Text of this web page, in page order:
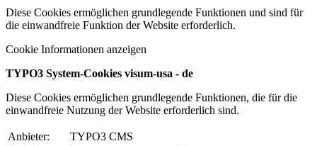
Diese Cookies ermöglichen grundlegende Funktionen und sind für
die einwandfreie Funktion der Website erforderlich.
Cookie Informationen anzeigen
TYPO3 System-Cookies visum-usa - de
Diese Cookies ermöglichen grundlegende Funktionen, die für die
einwandfreie Nutzung der Website erforderlich sind.
Anbieter:
TYPO3 CMS